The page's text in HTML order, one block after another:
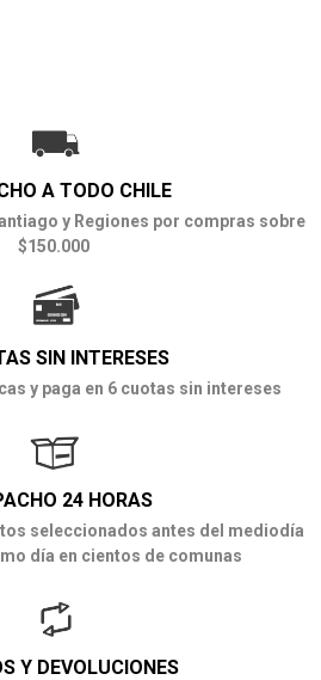
A TODO CHILE
y Regiones por compras sobre
$150.000
SIN INTERESES
y paga en 6 cuotas sin intereses
24 HORAS
seleccionados antes del mediodía
día en cientos de comunas
Y DEVOLUCIONES